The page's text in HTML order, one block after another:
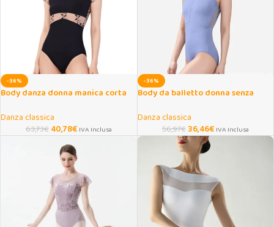
-36%
Body danza donna manica corta
Danza classica
63,73€ 40,78€ IVA Inclusa
-36%
Body da balletto donna senza
Danza classica
56,97€36,46€ IVA Inclusa